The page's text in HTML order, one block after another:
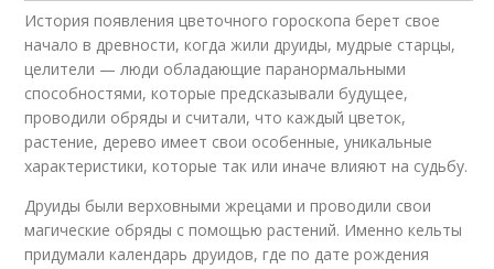
История появления цветочного гороскопа берет свое
начало в древности, когда жили друиды, мудрые старцы,
целители — люди обладающие паранормальными
способностями, которые предсказывали будущее,
проводили обряды и считали, что каждый цветок,
растение, дерево имеет свои особенные, уникальные
характеристики, которые так или иначе влияют на судьбу.
Друиды были верховными жрецами и проводили свои
магические обряды с помощью растений. Именно кельты
придумали календарь друидов, где по дате рождения